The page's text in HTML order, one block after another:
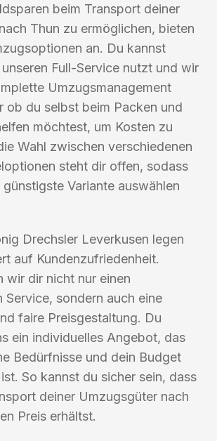
beim Transport deiner
Thun zu ermöglichen, bieten
an. Du kannst
Full-Service nutzt und wir
Umzugsmanagement
ob du selbst beim Packen und
möchtest, um Kosten zu
Wahl zwischen verschiedenen
steht dir offen, sodass
Variante auswählen
Drechsler Leverkusen legen
auf Kundenzufriedenheit.
wir dir nicht nur einen
Service, sondern auch eine
faire Preisgestaltung. Du
ein individuelles Angebot, das
Bedürfnisse und dein Budget
So kannst du sicher sein, dass
deiner Umzugsgüter nach
Preis erhältst.